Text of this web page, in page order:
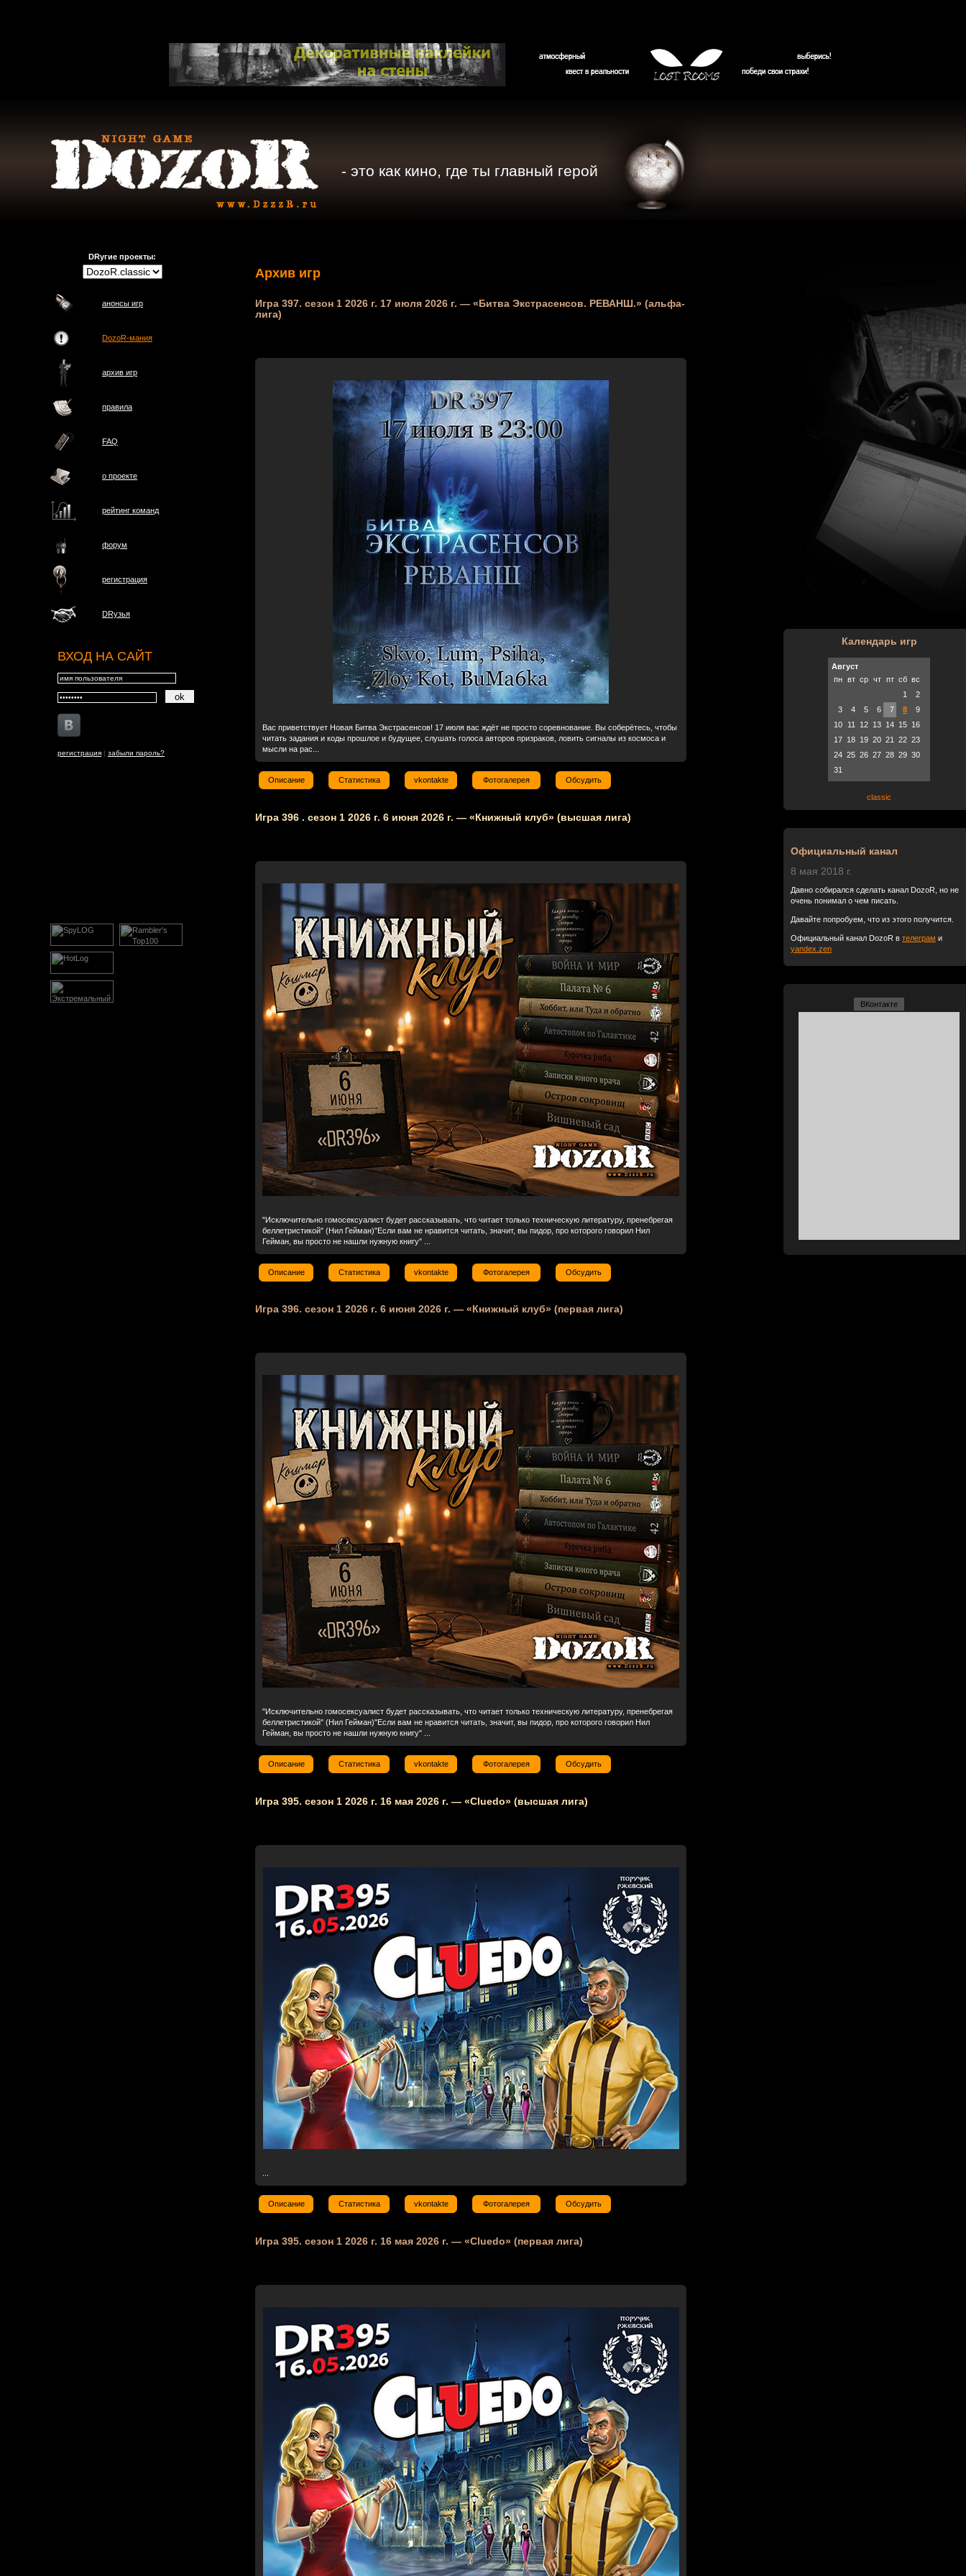
- это как кино, где ты главный герой
DRугие проекты:
анонсы игр
DozoR-мания
архив игр
правила
FAQ
о проектe
рейтинг команд
форум
регистрация
DRузья
ВХОД НА САЙТ
регистрация | забыли пароль?
Архив игр
Игра 397. сезон 1 2026 г. 17 июля 2026 г. — «Битва Экстрасенсов. РЕВАНШ.» (альфа-
лига)
Вас приветствует Новая Битва Экстрасенсов! 17 июля вас ждёт не просто соревнование. Вы соберётесь, чтобы
читать задания и коды прошлое и будущее, слушать голоса авторов призраков, ловить сигналы из космоса и
мысли на рас...
Описание Статистика vkontakte Фотогалерея Обсудить
Игра 396 . сезон 1 2026 г. 6 июня 2026 г. — «Книжный клуб» (высшая лига)
"Исключительно гомосексуалист будет рассказывать, что читает только техническую литературу, пренебрегая
беллетристикой" (Нил Гейман)"Если вам не нравится читать, значит, вы пидор, про которого говорил Нил
Гейман, вы просто не нашли нужную книгу" ...
Описание Статистика vkontakte Фотогалерея Обсудить
Игра 396. сезон 1 2026 г. 6 июня 2026 г. — «Книжный клуб» (первая лига)
"Исключительно гомосексуалист будет рассказывать, что читает только техническую литературу, пренебрегая
беллетристикой" (Нил Гейман)"Если вам не нравится читать, значит, вы пидор, про которого говорил Нил
Гейман, вы просто не нашли нужную книгу" ...
Описание Статистика vkontakte Фотогалерея Обсудить
Игра 395. сезон 1 2026 г. 16 мая 2026 г. — «Cluedo» (высшая лига)
Описание Статистика vkontakte Фотогалерея Обсудить
Игра 395. сезон 1 2026 г. 16 мая 2026 г. — «Cluedo» (первая лига)
Календарь игр
Август
пн вт ср чт пт сб вс
1
2
3
4 5 6 7 8
9
10
11 12 13 14 15 16
17 18 19 20 21 22 23
24 25 26 27 28 29 30
31
classic
Официальный канал
8 мая 2018 г.
Давно собирался сделать канал DozoR, но не
очень понимал о чем писать.
Давайте попробуем, что из этого получится.
Официальный канал DozoR в телеграм и
yandex.zen
ВКонтакте